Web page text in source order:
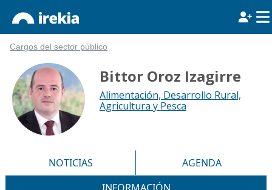
Cargos del sector público
Bittor Oroz Izagirre
Alimentación, Desarrollo Rural,
Agricultura y Pesca
NOTICIAS
AGENDA